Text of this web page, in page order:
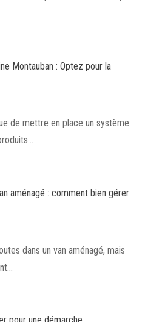
Montauban : Optez pour la
de mettre en place un système
aménagé : comment bien gérer
dans un van aménagé, mais